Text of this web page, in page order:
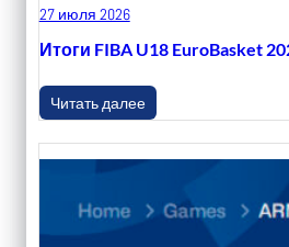
27 июля 2026
Итоги FIBA U18 EuroBasket
Читать далее